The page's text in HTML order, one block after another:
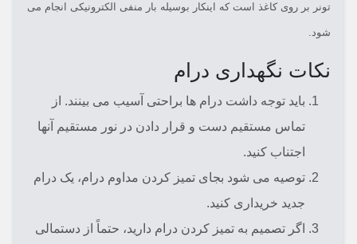
تونر بر روی کاغذ است که اینکار بوسیله بار منفی الکترونیکی انجام می
شود.
نکات نگهداری درام
باید توجه داشت درام ها براحتی آسیب می بینند. از
تماس مستقیم دست و قرار دادن در نور مستقیم آنها
اجتناب کنید.
توصیه می شود بجای تمیز کردن مداوم درام، یک درام
جدید خریداری کنید.
اگر تصمیم به تمیز کردن درام دارید، حتماً از دستمالی